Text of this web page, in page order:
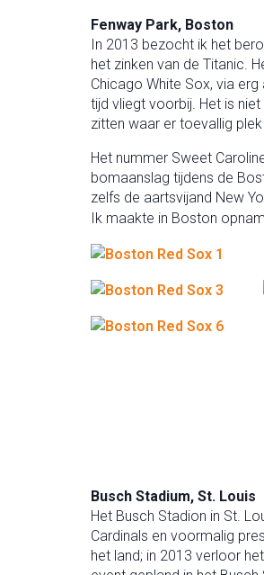
Fenway Park, Boston
In 2013 bezocht ik het
het zinken van de Titanic.
Chicago White Sox, via
tijd vliegt voorbij. Het is
zitten waar er toevallig plek
Het nummer Sweet
bomaanslag tijdens de
zelfs de aartsvijand New
Ik maakte in Boston
Busch Stadium, St. Louis
Het Busch Stadion in St.
Cardinals en voormalig
het land; in 2013 verloor